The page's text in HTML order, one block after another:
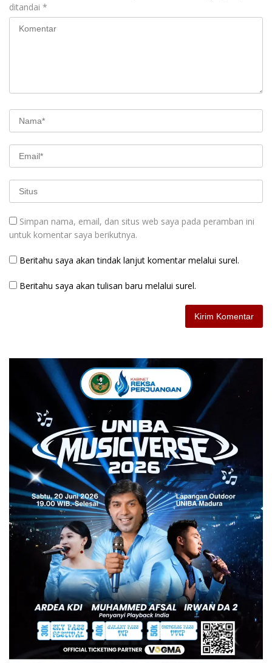
ditandai *
Simpan nama, email, dan situs web saya pada peramban ini
untuk komentar saya berikutnya.
Beritahu saya akan tindak lanjut komentar melalui surel.
Beritahu saya akan tulisan baru melalui surel.